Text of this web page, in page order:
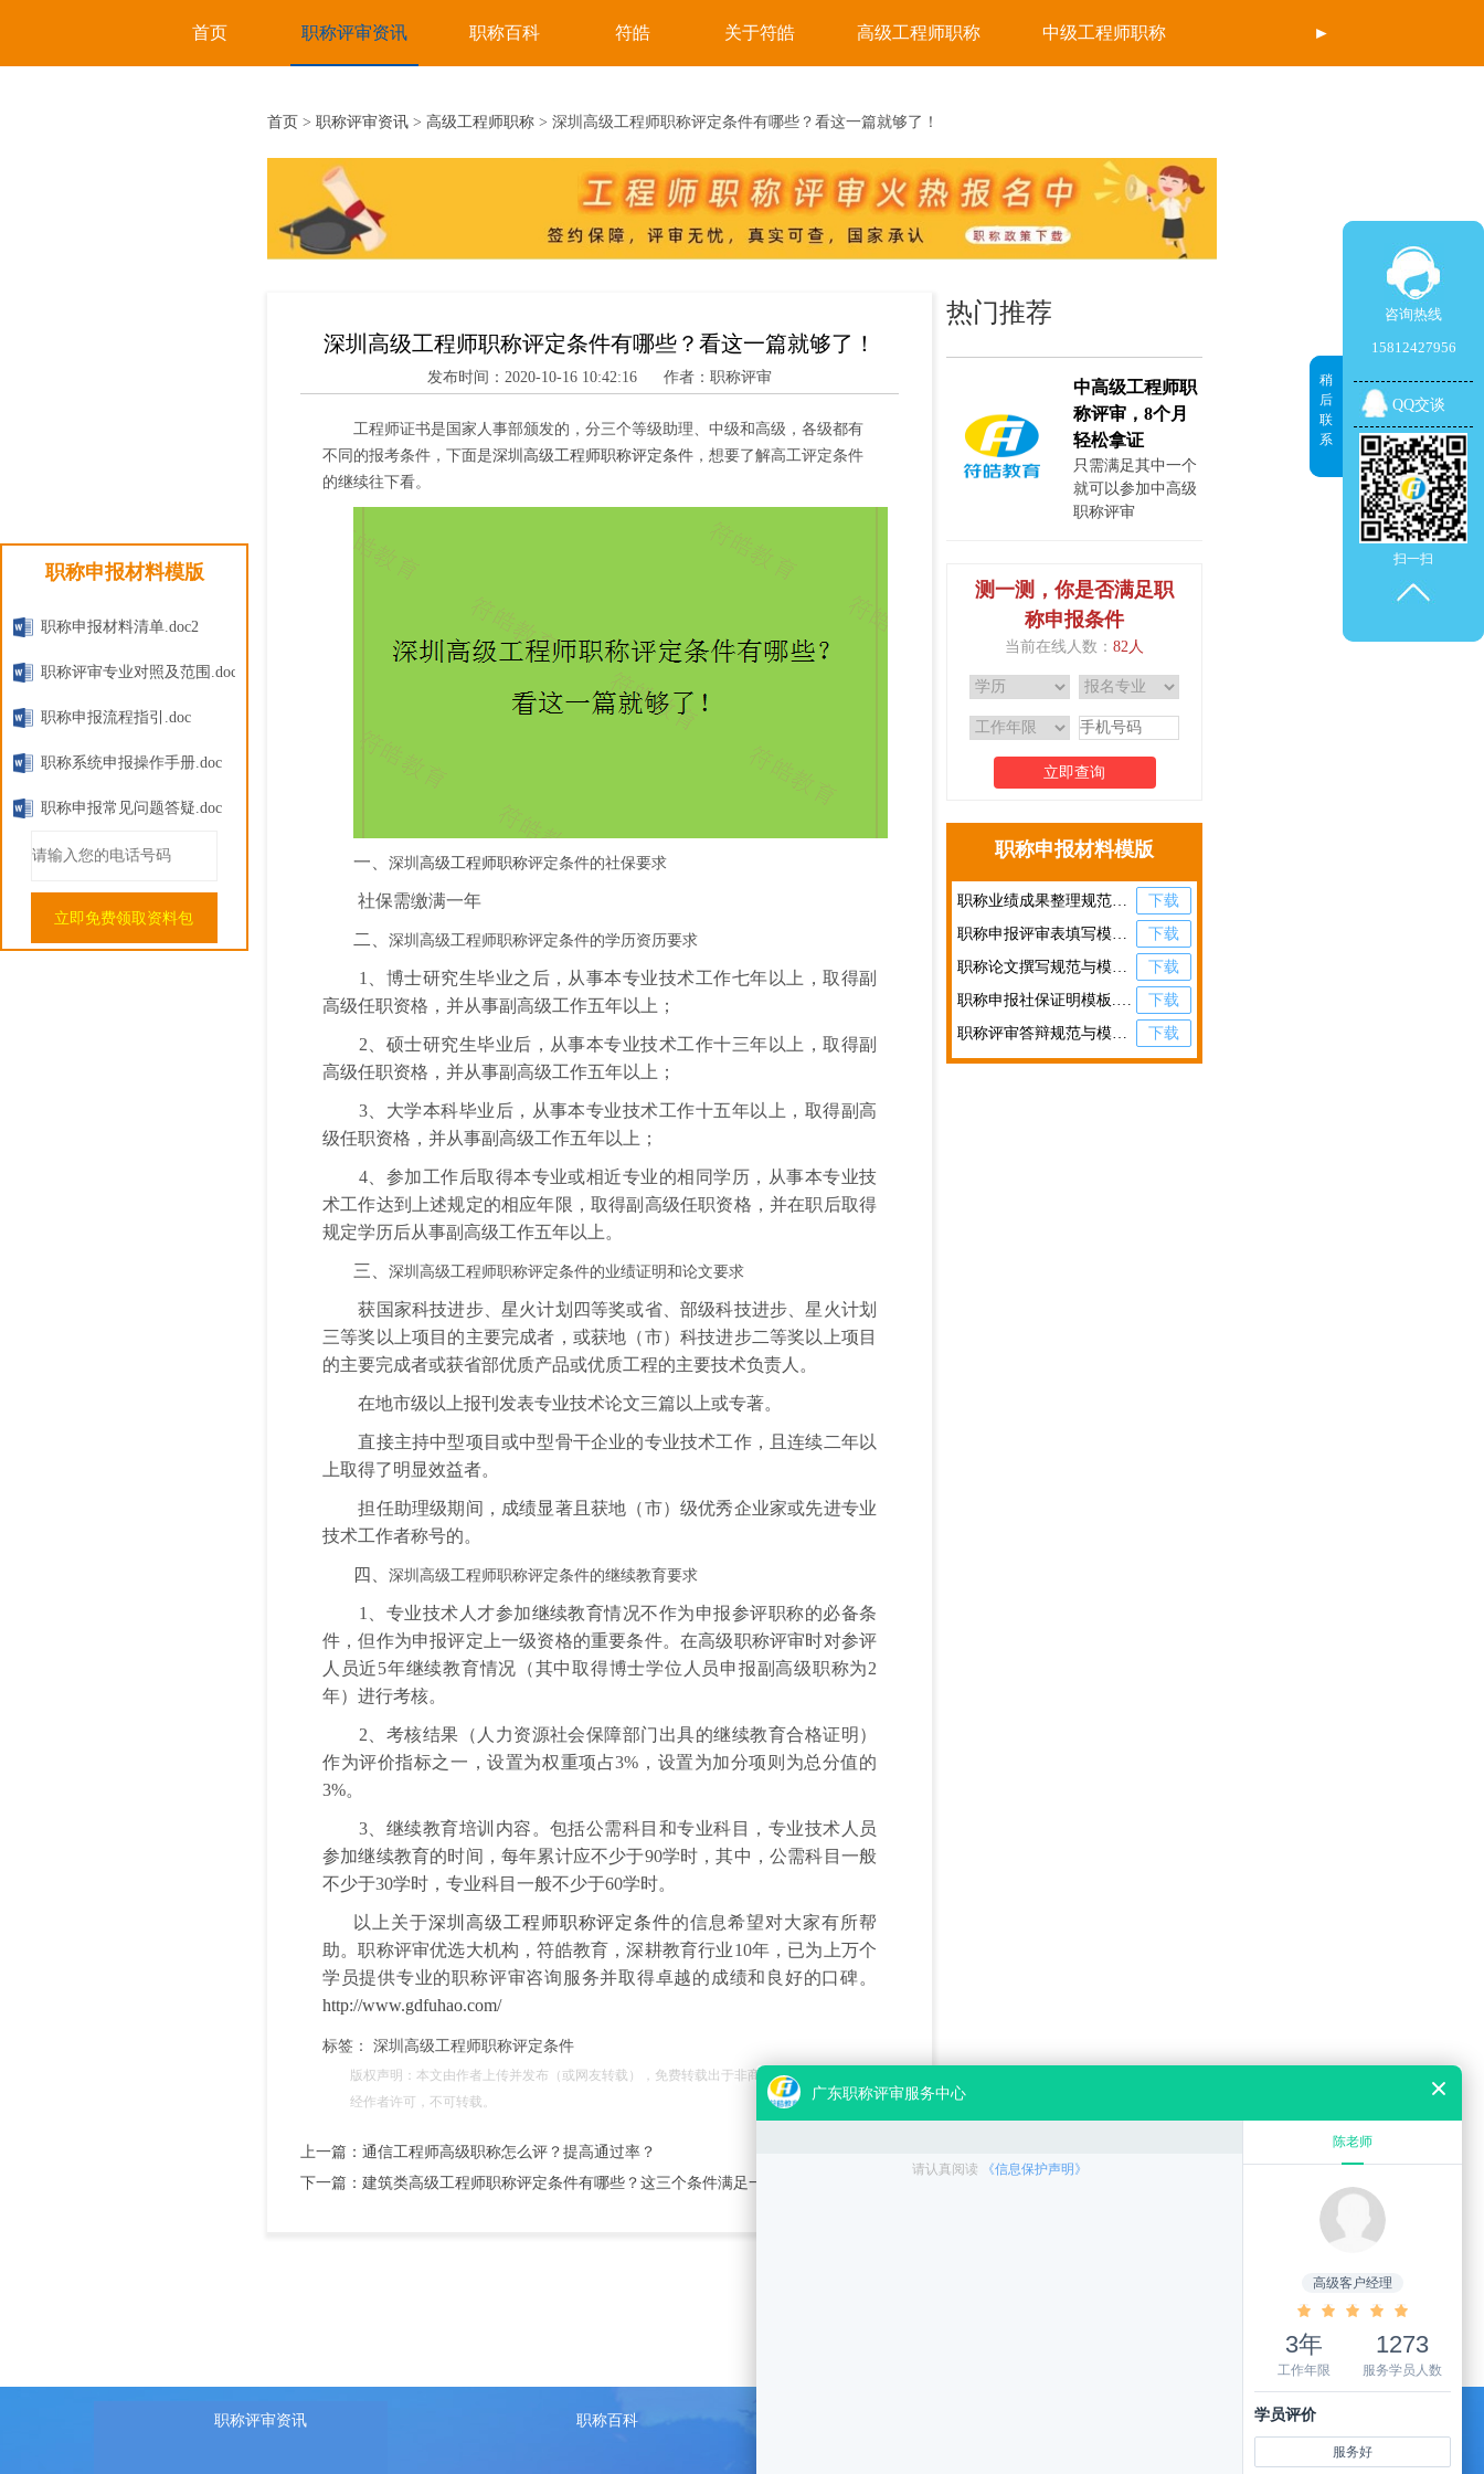
首页 职称评审资讯 职称百科 符皓 关于符皓 高级工程师职称 中级工程师职称 ►
首页 > 职称评审资讯> 高级工程师职称> 深圳高级工程师职称评定条件有哪些？看这一篇就够了！
深圳高级工程师职称评定条件有哪些？看这一篇就够了！
发布时间：2020-10-16 10:42:16 作者：职称评审
工程师证书是国家人事部颁发的，分三个等级助理、中级和高级，各级都有
不同的报考条件，下面是深圳高级工程师职称评定条件，想要了解高工评定条件
的继续往下看。
一、 深圳 高级工程师职称评定条件的社保要求
社保需缴满一年
二、 深圳高级工程师职称评定条件的学历资历要求
1、博士研究生毕业之后，从事本专业技术工作七年以上，取得副
高级任职资格，并从事副高级工作五年以上；
2、硕士研究生毕业后，从事本专业技术工作十三年以上，取得副
高级任职资格，并从事副高级工作五年以上；
3、大学本科毕业后，从事本专业技术工作十五年以上，取得副高
级任职资格，并从事副高级工作五年以上；
4、参加工作后取得本专业或相近专业的相同学历，从事本专业技
术工作达到上述规定的相应年限，取得副高级任职资格，并在职后取得
规定学历后从事副高级工作五年以上。
三、 深圳高级工程师职称评定条件的业绩证明和论文要求
获国家科技进步、星火计划四等奖或省、部级科技进步、星火计划
三等奖以上项目的主要完成者，或获地（市）科技进步二等奖以上项目
的主要完成者或获省部优质产品或优质工程的主要技术负责人。
在地市级以上报刊发表专业技术论文三篇以上或专著。
直接主持中型项目或中型骨干企业的专业技术工作，且连续二年以
上取得了明显效益者。
担任助理级期间，成绩显著且获地（市）级优秀企业家或先进专业
技术工作者称号的。
四、 深圳高级工程师职称评定条件的继续教育要求
1、专业技术人才参加继续教育情况不作为申报参评职称的必备条
件，但作为申报评定上一级资格的重要条件。在高级职称评审时对参评
人员近5年继续教育情况（其中取得博士学位人员申报副高级职称为2
年）进行考核。
2、考核结果（人力资源社会保障部门出具的继续教育合格证明）
作为评价指标之一，设置为权重项占3%，设置为加分项则为总分值的
3%。
3、继续教育培训内容。包括公需科目和专业科目，专业技术人员
参加继续教育的时间，每年累计应不少于90学时，其中，公需科目一般
不少于30学时，专业科目一般不少于60学时。
以上关于深圳高级工程师职称评定条件的信息希望对大家有所帮
助。职称评审优选大机构，符皓教育，深耕教育行业10年，已为上万个
学员提供专业的职称评审咨询服务并取得卓越的成绩和良好的口碑。
http://www.gdfuhao.com/
标签： 深圳高级工程师职称评定条件
版权声明：本文由作者上传并发布（或网友转载），免费转载出于非商业性学习目的。未
经作者许可，不可转载。
上一篇：通信工程师高级职称怎么评？提高通过率？
下一篇：建筑类高级工程师职称评定条件有哪些？这三个条件满足一个就够了！
热门推荐
中高级工程师职
称评审，8个月
轻松拿证
只需满足其中一个
就可以参加中高级
职称评审
测一测，你是否满足职
称申报条件
当前在线人数：82人
立即查询
职称申报材料模版
职称业绩成果整理规范与模板.pdf
下载
职称申报评审表填写模板.pdf
下载
职称论文撰写规范与模板.pdf
下载
下载
职称评审答辩规范与模板.pdf
下载
职称申报材料模版
职称申报材料清单.doc2
职称评审专业对照及范围.doc
职称申报流程指引.doc
职称系统申报操作手册.doc
职称申报常见问题答疑.doc
立即免费领取资料包
稍
后
联
系
咨询热线
15812427956
QQ交谈
扫一扫
职称评审资讯 职称百科 关于符皓
广东省专业技术资格申报咨询中心专注于
稍
后
联
系
咨询热线
15812427956
QQ交谈
扫一扫